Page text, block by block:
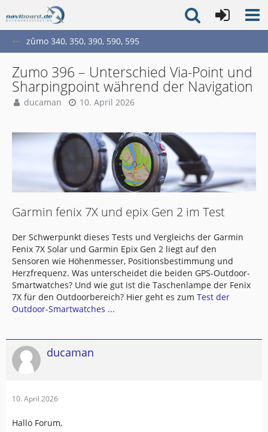
zûmo 340, 350, 390, 590, 595
Zumo 396 – Unterschied Via-Point und
Sharpingpoint während der Navigation
ducaman 10. April 2026
Garmin fenix 7X und epix Gen 2 im Test
Der Schwerpunkt dieses Tests und Vergleichs der Garmin
Fenix 7X Solar und Garmin Epix Gen 2 liegt auf den
Sensoren wie Höhenmesser, Positionsbestimmung und
Herzfrequenz. Was unterscheidet die beiden GPS-Outdoor-
Smartwatches? Und wie gut ist die Taschenlampe der Fenix
7X für den Outdoorbereich? Hier geht es zum Test der
Outdoor-Smartwatches ...
ducaman
10. April 2026
Hallo Forum,